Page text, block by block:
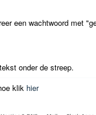
een wachtwoord met
onder de streep.
klik hier